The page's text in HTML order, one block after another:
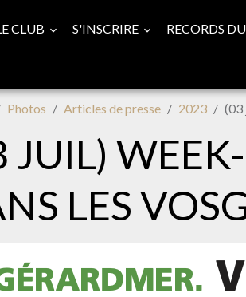
CLUB S'INSCRIRE RECORDS
Photos Articles de presse 2023 (03
JUIL)
LES